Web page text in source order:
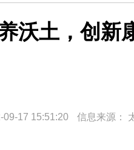
沃土，创新
09-17 15:51:20 信息来源：